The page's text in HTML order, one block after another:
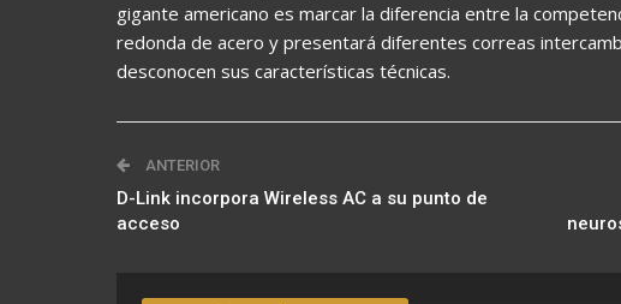
gigante americano es marcar la diferencia entre la
redonda de acero y presentará diferentes correas
desconocen sus características técnicas.
ANTERIOR
D-Link incorpora Wireless AC a su punto de
acceso